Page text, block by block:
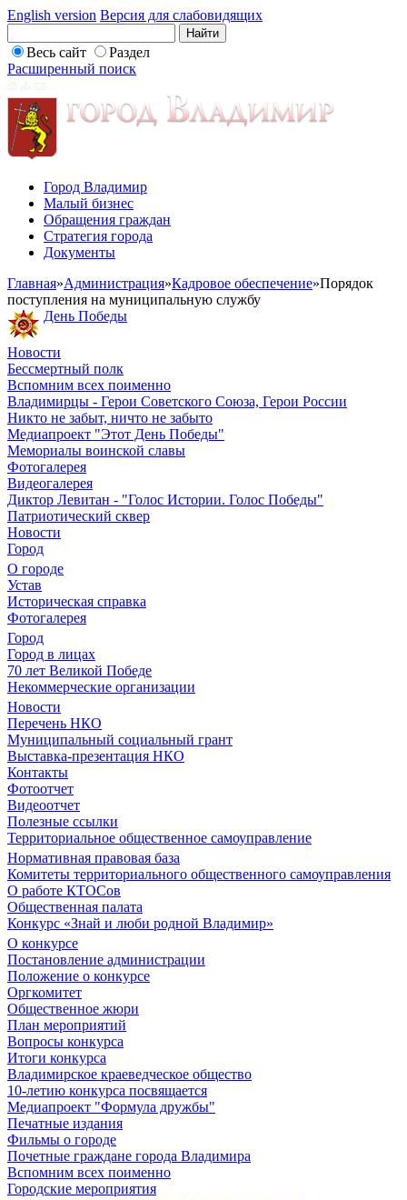
English version Версия для слабовидящих
Весь сайт
Раздел
Расширенный поиск
Город Владимир
Малый бизнес
Обращения граждан
Стратегия города
Документы
Главная»Администрация»Кадровое обеспечение»Порядок
поступления на муниципальную службу
День Победы
Новости
Бессмертный полк
Вспомним всех поименно
Владимирцы - Герои Советского Союза, Герои России
Никто не забыт, ничто не забыто
Медиапроект "Этот День Победы"
Мемориалы воинской славы
Фотогалерея
Видеогалерея
Диктор Левитан - "Голос Истории. Голос Победы"
Патриотический сквер
Новости
Город
О городе
Устав
Историческая справка
Фотогалерея
Город
Город в лицах
70 лет Великой Победе
Некоммерческие организации
Новости
Перечень НКО
Муниципальный социальный грант
Выставка-презентация НКО
Контакты
Фотоотчет
Видеоотчет
Полезные ссылки
Территориальное общественное самоуправление
Нормативная правовая база
Комитеты территориального общественного самоуправления
О работе КТОСов
Общественная палата
Конкурс «Знай и люби родной Владимир»
О конкурсе
Постановление администрации
Положение о конкурсе
Оргкомитет
Общественное жюри
План мероприятий
Вопросы конкурса
Итоги конкурса
Владимирское краеведческое общество
10-летию конкурса посвящается
Медиапроект "Формула дружбы"
Печатные издания
Фильмы о городе
Почетные граждане города Владимира
Вспомним всех поименно
Городские мероприятия